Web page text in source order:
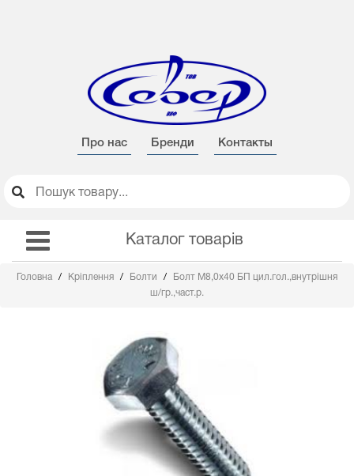
Про нас Бренди Контакты
Каталог товарів
Головна Кріплення Болти
Болт М8,0х40 БП цил.гол.,внутрішня
ш/гр.,част.р.